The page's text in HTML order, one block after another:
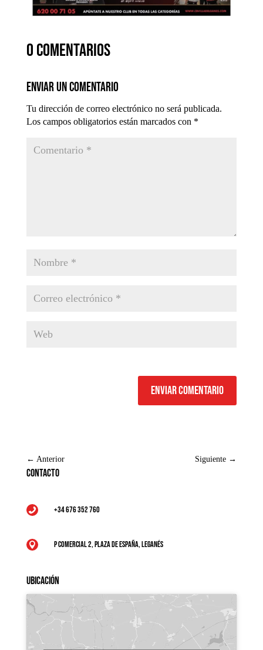
0 comentarios
Enviar un comentario
Tu dirección de correo electrónico no será publicada.
Los campos obligatorios están marcados con *
Enviar comentario
← Anterior Siguiente →
Contacto
 +34 676 352 760
 P Comercial 2, Plaza de España, Leganés
Ubicación